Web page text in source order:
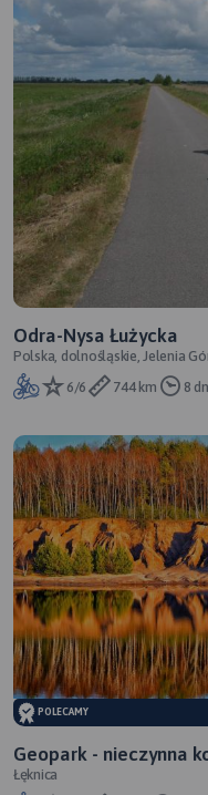
Odra-Nysa Łużycka
Polska, dolnośląskie, Jelenia
6/6
744 km 8
POLECAMY
Geopark - nieczynna
Łęknica